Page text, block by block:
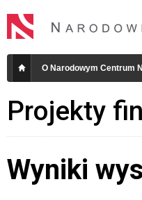
O Narodowym Centrum
Projekty
Wyniki